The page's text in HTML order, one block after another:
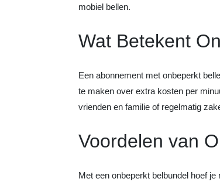
mobiel bellen.
Wat Betekent
Een abonnement met onbeperkt
te maken over extra kosten per
vrienden en familie of regelmatig
Voordelen van
Met een onbeperkt belbundel hoef